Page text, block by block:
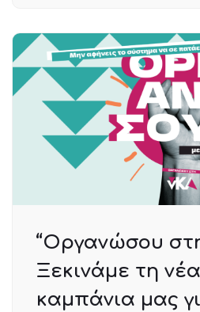
“Οργανώσου στη
Ξεκινάμε τη
καμπάνια μας